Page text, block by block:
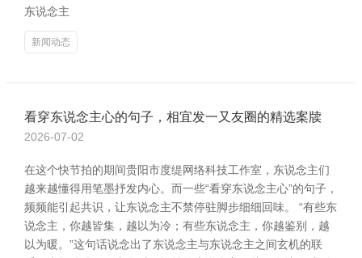
东说念主
新闻动态
看穿东说念主心的句子，相宜发一又友圈的精选案牍
2026-07-02
在这个快节拍的期间贵阳市度缇网络科技工作室，东说念主们
越来越懂得用笔墨抒发内心。而一些“看穿东说念主心”的句子，
频频能引起共识，让东说念主不禁停驻脚步细细回味。 “有些东
说念主，你越皆集，越以为冷；有些东说念主，你越鉴别，越
以为暖。”这句话说念出了东说念主与东说念主之间玄机的联